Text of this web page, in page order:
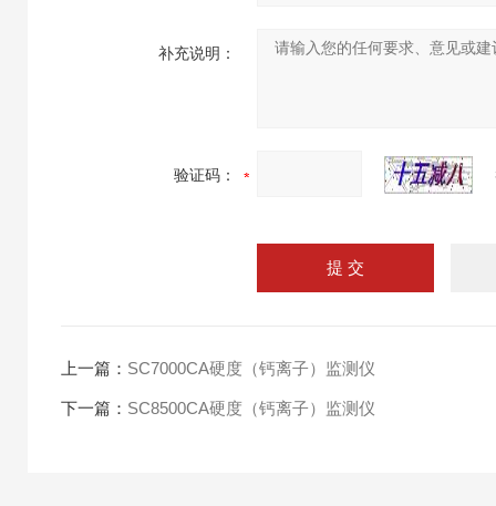
补充说明：
验证码：
上一篇： SC7000CA硬度（钙离子）监测仪
下一篇： SC8500CA硬度（钙离子）监测仪